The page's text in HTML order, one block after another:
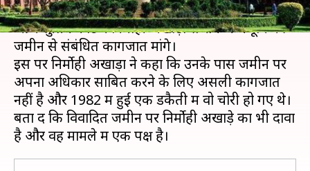
अयोध्या जमीन विवाद में रोजाना सुनवाई के दूसरे दिन
आज सुप्रीम कोर्ट ने निर्मोही अखाड़ा से राम जन्मभूमि की
जमीन से संबंधित कागजात मांगे।
इस पर निर्मोही अखाड़ा ने कहा कि उनके पास जमीन पर
अपना अधिकार साबित करने के लिए असली कागजात
नहीं है और 1982 में हुई एक डकैती में वो चोरी हो गए थे।
बता दें कि विवादित जमीन पर निर्मोही अखाड़े का भी दावा